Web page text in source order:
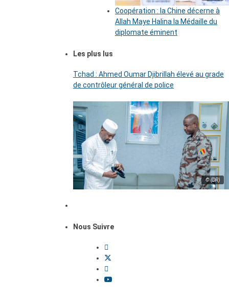
Coopération : la Chine décerne à
Allah Maye Halina la Médaille du
diplomate éminent
Les plus lus
Tchad : Ahmed Oumar Djibrillah élevé au grade
de contrôleur général de police
© (DR)
Nous Suivre